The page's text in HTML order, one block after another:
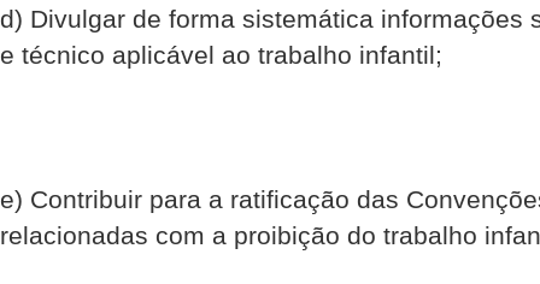
d) Divulgar de forma sistemática informações
e técnico aplicável ao trabalho infantil;
e) Contribuir para a ratificação das
relacionadas com a proibição do trabalho